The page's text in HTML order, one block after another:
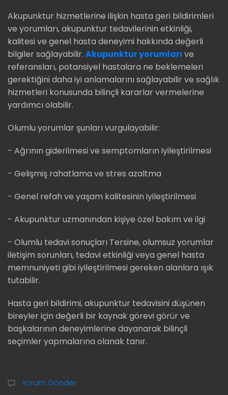
Akupunktur hizmetlerine ilişkin hasta geri bildirimleri
ve yorumları, akupunktur tedavilerinin etkinliği,
kalitesi ve genel hasta deneyimi hakkında değerli
bilgiler sağlayabilir. Akupunktur yorumları ve
referansları, potansiyel hastalara ne beklemeleri
gerektiğini daha iyi anlamalarını sağlayabilir ve sağlık
hizmetleri konusunda bilinçli kararlar vermelerine
yardımcı olabilir.
Olumlu yorumlar şunları vurgulayabilir:
- Ağrının giderilmesi ve semptomların iyileştirilmesi
- Gelişmiş rahatlama ve stres azaltma
- Genel refah ve yaşam kalitesinin iyileştirilmesi
- Akupunktur uzmanından kişiye özel bakım ve ilgi
- Olumlu tedavi sonuçları Tersine, olumsuz yorumlar
iletişim sorunları, tedavi etkinliği veya genel hasta
memnuniyeti gibi iyileştirilmesi gereken alanlara ışık
tutabilir.
Hasta geri bildirimi, akupunktur tedavisini düşünen
bireyler için değerli bir kaynak görevi görür ve
başkalarının deneyimlerine dayanarak bilinçli
seçimler yapmalarına olanak tanır.
Yorum Gönder